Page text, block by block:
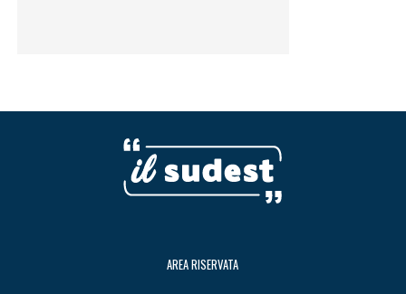
AREA RISERVATA